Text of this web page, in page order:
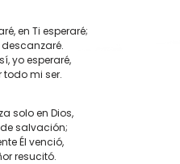
en Ti esperaré;
yo esperaré,
mi ser.
solo en Dios,
salvación;
Él venció,
resucitó.